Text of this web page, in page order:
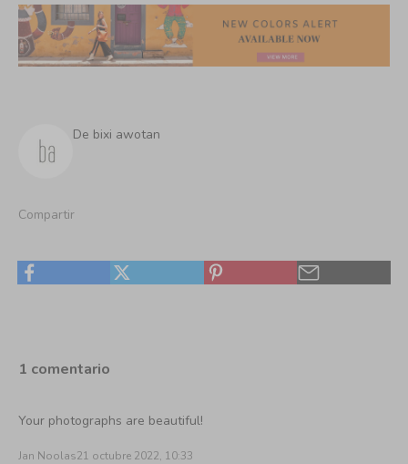
De bixi awotan
Compartir
1 comentario
Your photographs are beautiful!
Jan Noolas21 octubre 2022, 10:33